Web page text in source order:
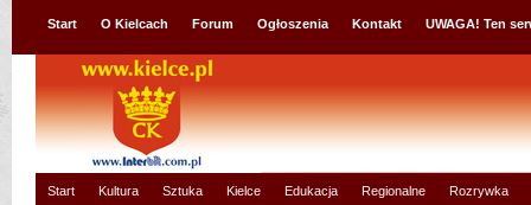
Start O Kielcach Forum Ogłoszenia Kontakt UWAGA! Ten
Start Kultura Sztuka Kielce Edukacja Regionalne Rozrywka